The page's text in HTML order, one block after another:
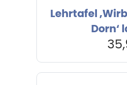
Lehrtafel
Dorn‘